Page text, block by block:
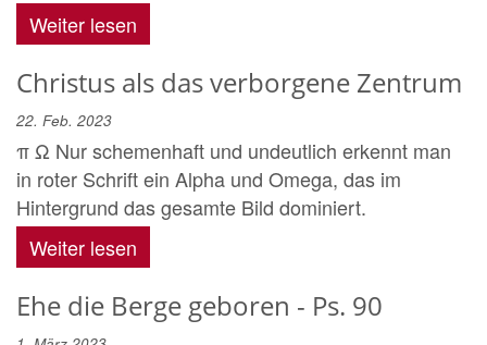
Weiter lesen
Christus als das verborgene Zentrum
22. Feb. 2023
π Ω Nur schemenhaft und undeutlich erkennt man
in roter Schrift ein Alpha und Omega, das im
Hintergrund das gesamte Bild dominiert.
Weiter lesen
Ehe die Berge geboren - Ps. 90